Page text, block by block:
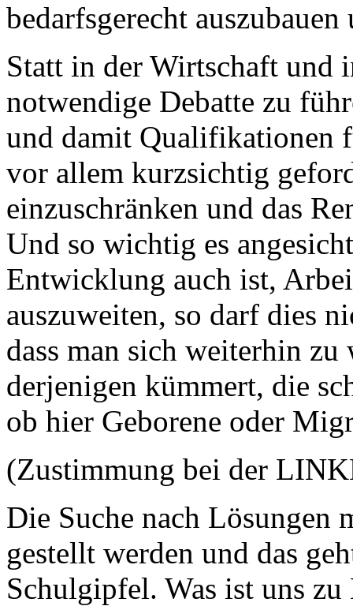
bedarfsgerecht
Statt in der Wirtschaft und
notwendige Debatte zu
und damit Qualifikationen
vor allem kurzsichtig
einzuschränken und das
Und so wichtig es
Entwicklung auch ist,
auszuweiten, so darf dies
dass man sich weiterhin
derjenigen kümmert, die
ob hier Geborene oder
(Zustimmung bei der
Die Suche nach Lösungen
gestellt werden und das
Schulgipfel. Was ist uns